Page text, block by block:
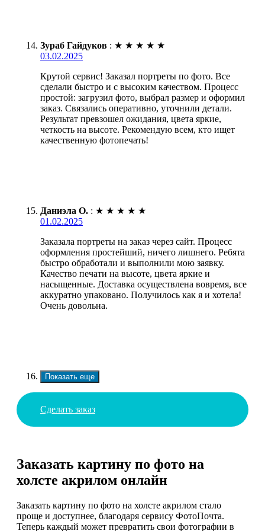
Зураб Гайдуков : ★ ★ ★ ★ ★
03.02.2025
Крутой сервис! Заказал портреты по фото. Все
сделали быстро и с высоким качеством. Процесс
простой: загрузил фото, выбрал размер и оформил
заказ. Связались оперативно, уточнили детали.
Результат превзошел ожидания, цвета яркие,
четкость на высоте. Рекомендую всем, кто ищет
качественную фотопечать!
Даниэла О. : ★ ★ ★ ★ ★
01.02.2025
Заказала портреты на заказ через сайт. Процесс
оформления простейший, ничего лишнего. Ребята
быстро обработали и выполнили мою заявку.
Качество печати на высоте, цвета яркие и
насыщенные. Доставка осуществлена вовремя, все
аккуратно упаковано. Получилось как я и хотела!
Очень довольна.
Показать еще
Сделать заказ
Заказать картину по фото на
холсте акрилом онлайн
Заказать картину по фото на холсте акрилом стало
проще и доступнее, благодаря сервису ФотоПочта.
Теперь каждый может превратить свои фотографии в